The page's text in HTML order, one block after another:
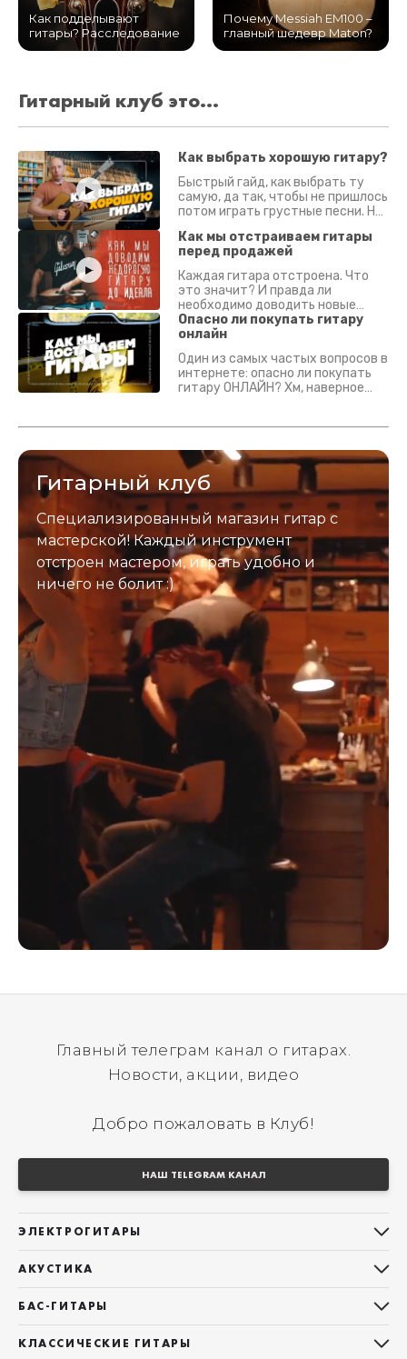
Как подделывают
гитары? Расследование
Почему Messiah EM100 –
главный шедевр Maton?
Гитарный клуб это...
Как выбрать хорошую гитару?
Быстрый гайд, как выбрать ту
самую, да так, чтобы не пришлось
потом играть грустные песни. На
Как мы отстраиваем гитары
перед продажей
Каждая гитара отстроена. Что
это значит? И правда ли
необходимо доводить новые
гитары? Если кратко - да.
Подробно - в видео :)
Опасно ли покупать гитару
онлайн
Один из самых частых вопросов в
интернете: опасно ли покупать
гитару ОНЛАЙН? Хм, наверное
застрахован. Случись что -
Гитарный клуб
Специализированный магазин гитар с
мастерской! Каждый инструмент
отстроен мастером, играть удобно и
ничего не болит :)
Главный телеграм канал о гитарах.
Новости, акции, видео
Добро пожаловать в Клуб!
НАШ TELEGRAM КАНАЛ
ЭЛЕКТРОГИТАРЫ
Telecaster
Les Paul
АКУСТИКА
Фолки (ОМ, 000, 00)
БАС-ГИТАРЫ
КЛАССИЧЕСКИЕ ГИТАРЫ